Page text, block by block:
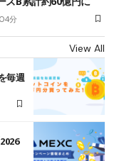
分
View All
毎週